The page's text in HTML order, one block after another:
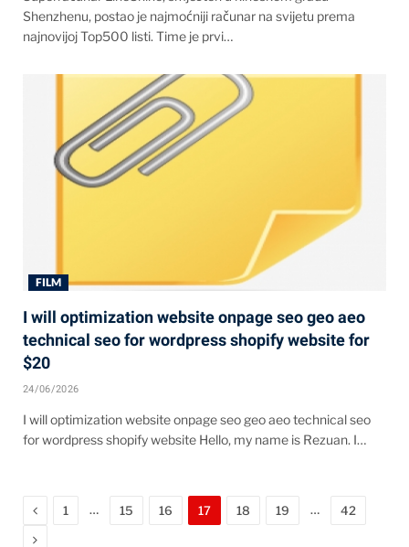
Shenzhenu, postao je najmoćniji računar na svijetu prema
najnovijoj Top500 listi. Time je prvi…
FILM
I will optimization website onpage seo geo aeo
technical seo for wordpress shopify website for
$20
24/06/2026
I will optimization website onpage seo geo aeo technical seo
for wordpress shopify website Hello, my name is Rezuan. I…
Previous
1 … 15 16 17 18 19 … 42
Next